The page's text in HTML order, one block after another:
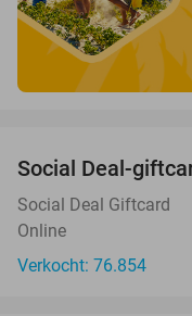
Social Deal-
Social Deal Giftcard
Online
Verkocht: 76.854